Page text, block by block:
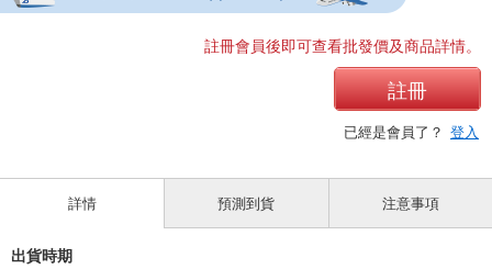
註冊會員後即可查看批發價及商品詳情。
註冊
已經是會員了？ 登入
詳情
出貨時期
預測到貨 注意事項